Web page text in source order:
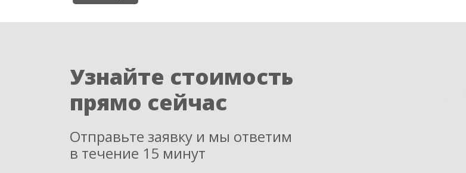
Узнайте стоимость
прямо сейчас
Отправьте заявку и мы ответим
в течение 15 минут